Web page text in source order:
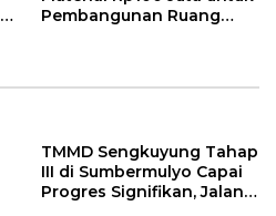
Pembangunan Ruang
TMMD Sengkuyung Tahap
III di Sumbermulyo Capai
Progres Signifikan, Jalan